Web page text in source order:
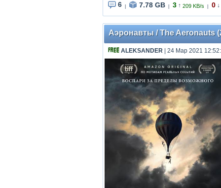
6 7.78 GB 3 ↑ 209 KB/s 0 ↓
Аэронавты / The Aeronauts
ALEKSANDER | 24 Мар 2021